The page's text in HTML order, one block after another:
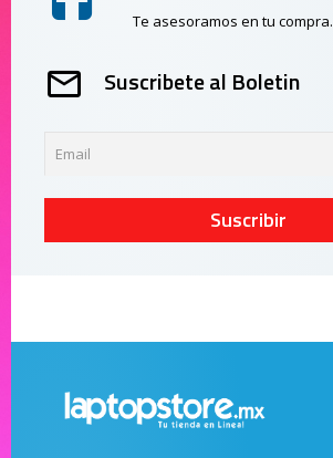
Te asesoramos en tu compra.
Suscribete al Boletin
Suscribir